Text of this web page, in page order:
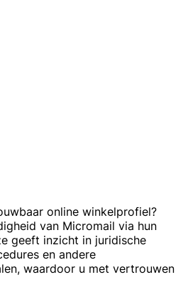
online winkelprofiel?
van Micromail via hun
geeft inzicht in juridische
en andere
waardoor u met vertrouwen